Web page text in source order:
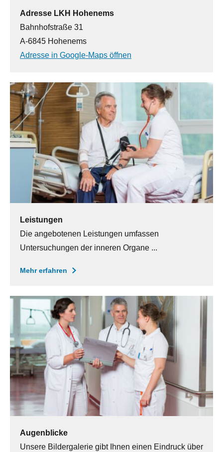
Adresse LKH Hohenems
Bahnhofstraße 31
A-6845 Hohenems
Adresse in Google-Maps öffnen
Leistungen
Die angebotenen Leistungen umfassen
Untersuchungen der inneren Organe ...
Mehr erfahren
Augenblicke
Unsere Bildergalerie gibt Ihnen einen Eindruck über